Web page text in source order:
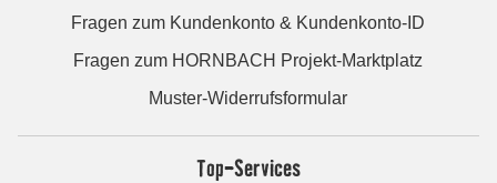
Fragen zum Kundenkonto & Kundenkonto-ID
Fragen zum HORNBACH Projekt-Marktplatz
Muster-Widerrufsformular
Top-Services